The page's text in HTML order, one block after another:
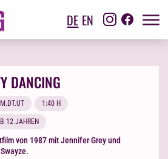
DE EN
DANCING
1:40 H
12 JAHREN
von 1987 mit Jennifer Grey und